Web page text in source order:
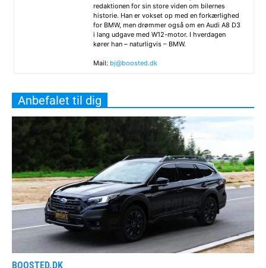
redaktionen for sin store viden om bilernes
historie. Han er vokset op med en forkærlighed
for BMW, men drømmer også om en Audi A8 D3
i lang udgave med W12-motor. I hverdagen
kører han – naturligvis – BMW.
Mail: bj@boosted.dk